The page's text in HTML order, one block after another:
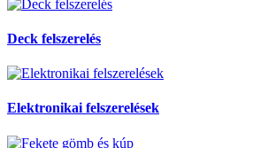
Deck felszerelés
Elektronikai felszerelések